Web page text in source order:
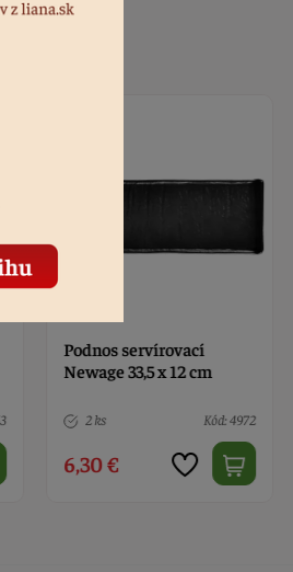
Podnos servírovací
Newage 33,5 x 12 cm
2 ks Kód: 4972
6,30 €